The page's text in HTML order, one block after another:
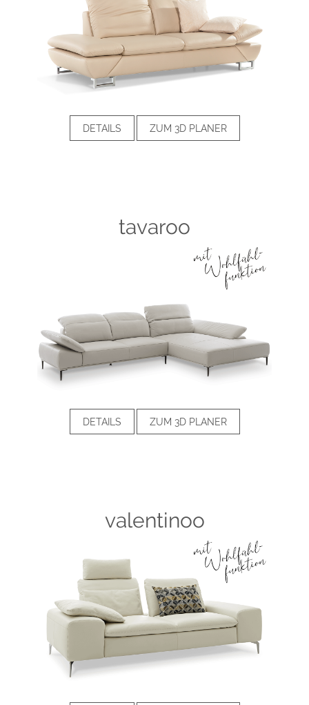
DETAILS ZUM 3D PLANER
tavaroo
DETAILS ZUM 3D PLANER
valentinoo